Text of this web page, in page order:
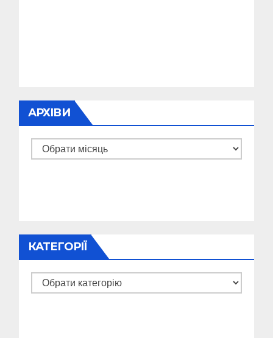
АРХІВИ
Архіви
КАТЕГОРІЇ
Категорії